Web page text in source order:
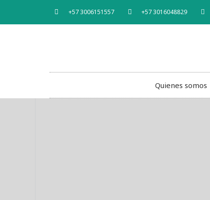
+57 3006151557 +57 3016048829
Quienes somos